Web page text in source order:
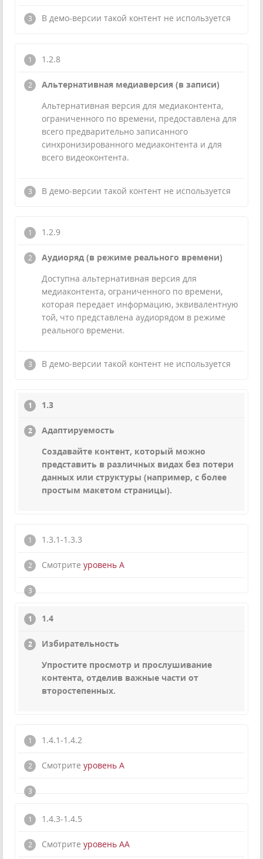
В демо-версии такой контент не используется
1.2.8
Альтернативная медиаверсия (в записи)
Альтернативная версия для медиаконтента,
ограниченного по времени, предоставлена для
всего предварительно записанного
синхронизированного медиаконтента и для
всего видеоконтента.
В демо-версии такой контент не используется
1.2.9
Аудиоряд (в режиме реального времени)
Доступна альтернативная версия для
медиаконтента, ограниченного по времени,
которая передает информацию, эквивалентную
той, что представлена аудиорядом в режиме
реального времени.
В демо-версии такой контент не используется
1.3
Адаптируемость
Создавайте контент, который можно
представить в различных видах без потери
данных или структуры (например, с более
простым макетом страницы).
1.3.1-1.3.3
Смотрите уровень А
1.4
Избирательность
Упростите просмотр и прослушивание
контента, отделив важные части от
второстепенных.
1.4.1-1.4.2
Смотрите уровень А
1.4.3-1.4.5
Смотрите уровень АА